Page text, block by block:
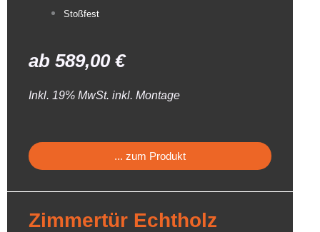
Stoßfest
ab 589,00 €
Inkl. 19% MwSt. inkl. Montage
... zum Produkt
Zimmertür Echtholz